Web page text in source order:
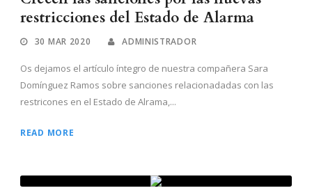
restricciones del Estado de Alarma
30 MAR 2020 ADMINISTRADOR
Os dejamos el artículo íntegro de nuestra compañera Sara
Domínguez Ramos sobre sanciones relacionadadas con las
restricones en el Estado de Alrama,...
READ MORE